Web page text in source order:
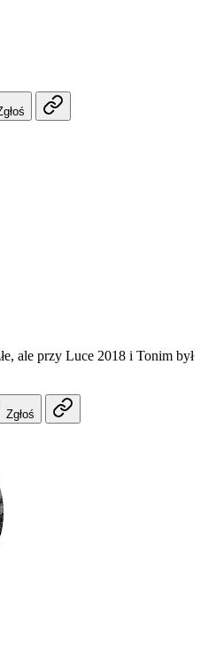
ale przy Luce 2018 i Tonim był
Zgłoś